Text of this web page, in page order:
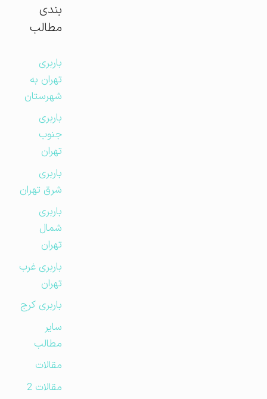
بندی
مطالب
باربری
تهران به
شهرستان
باربری
جنوب
تهران
باربری
شرق تهران
باربری
شمال
تهران
باربری غرب
تهران
باربری کرج
مطالب
مقالات
مقالات 2